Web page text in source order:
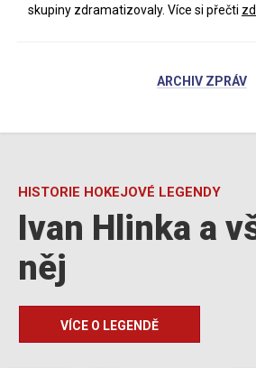
skupiny zdramatizovaly. Více si přečti
ARCHIV ZPRÁV
HISTORIE HOKEJOVÉ LEGENDY
Ivan Hlinka a
něj
VÍCE O LEGENDĚ